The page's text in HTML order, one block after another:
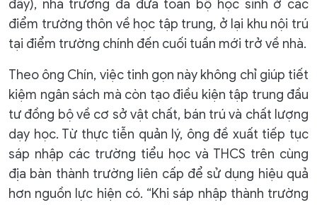
đây), nhà trường đã đưa toàn bộ học sinh ở các
điểm trường thôn về học tập trung, ở lại khu nội trú
tại điểm trường chính đến cuối tuần mới trở về nhà.
Theo ông Chín, việc tinh gọn này không chỉ giúp tiết
kiệm ngân sách mà còn tạo điều kiện tập trung đầu
tư đồng bộ về cơ sở vật chất, bán trú và chất lượng
dạy học. Từ thực tiễn quản lý, ông đề xuất tiếp tục
sáp nhập các trường tiểu học và THCS trên cùng
địa bàn thành trường liên cấp để sử dụng hiệu quả
hơn nguồn lực hiện có. “Khi sáp nhập thành trường